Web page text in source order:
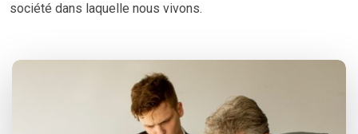
société dans laquelle nous vivons.